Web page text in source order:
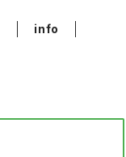
info